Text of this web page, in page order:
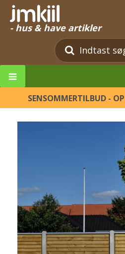
- hus & have artikler
SENSOMMERTILBUD -